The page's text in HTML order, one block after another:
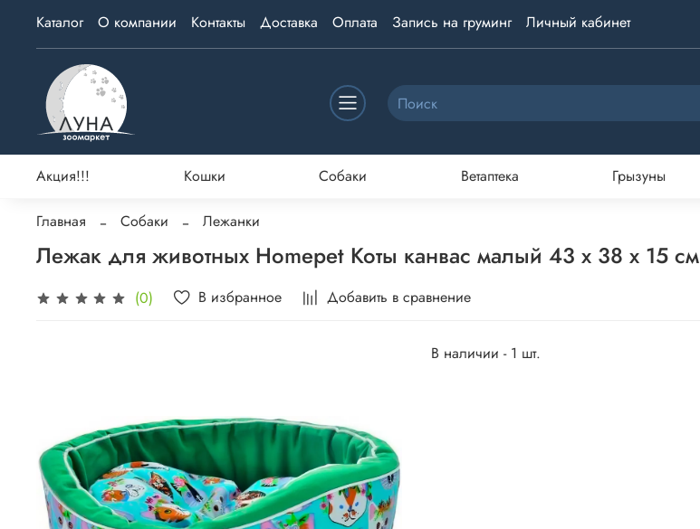
Каталог О компании Контакты Доставка Оплата Запись на груминг Личный кабинет
Акция!!! Кошки Собаки Ветаптека Грызуны
Главная Собаки Лежанки
Лежак для животных Homepet Коты канвас малый 43 х 38 х 15 см
(0) В избранное Добавить в сравнение
В наличии - 1 шт.